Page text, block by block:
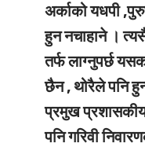
अर्काको यधपी
हुन नचाहाने ।
तर्फ लाग्नुपर्छ
छैन , थोरैले पनि
प्रमुख
पनि गरिवी